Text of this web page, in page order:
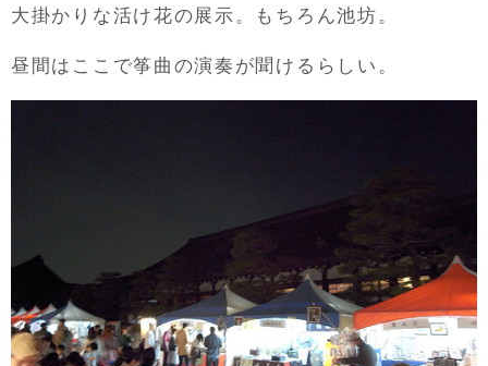
大掛かりな活け花の展示。もちろん池坊。
昼間はここで筝曲の演奏が聞けるらしい。